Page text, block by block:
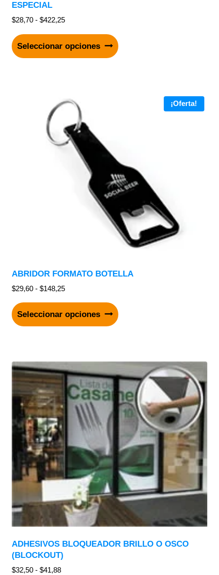
ESPECIAL
$28,70 - $422,25
Seleccionar opciones
¡Oferta!
ABRIDOR FORMATO BOTELLA
$29,60 - $148,25
Seleccionar opciones
ADHESIVOS BLOQUEADOR BRILLO O OSCO
(BLOCKOUT)
$32,50 - $41,88